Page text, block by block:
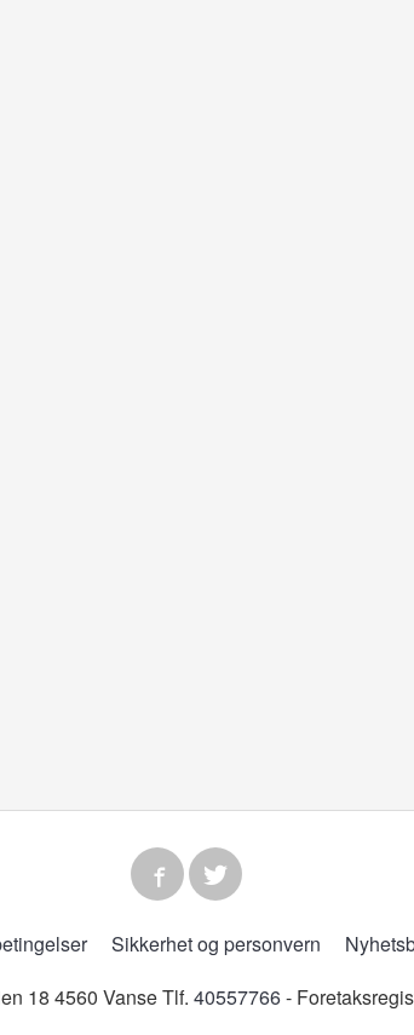
Sikkerhet og personvern
18 4560 Vanse Tlf. 40557766-